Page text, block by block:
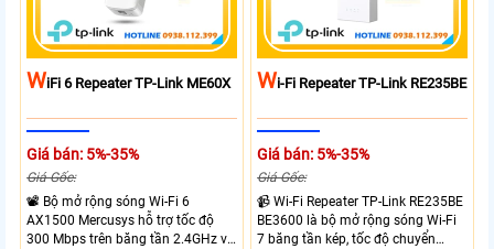
WIFi 6 Repeater TP-Link ME60X
Giá bán: 5%-35%
Giá Gốc:
📽 Bộ mở rộng sóng Wi-Fi 6
AX1500 Mercusys hỗ trợ tốc độ
300 Mbps trên băng tần 2.4GHz và
WI-Fi Repeater TP-Link RE235BE
Giá bán: 5%-35%
Giá Gốc:
📹 Wi-Fi Repeater TP-Link RE235BE
BE3600 là bộ mở rộng sóng Wi-Fi
7 băng tần kép, tốc độ chuyển